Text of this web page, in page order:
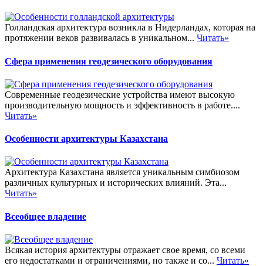
Голландская архитектура возникла в Нидерландах, которая на
протяжении веков развивалась в уникальном... Читать»
Сфера применения геодезического оборудования
Современные геодезические устройства имеют высокую
производительную мощность и эффективность в работе....
Читать»
Особенности архитектуры Казахстана
Архитектура Казахстана является уникальным симбиозом
различных культурных и исторических влияний. Эта...
Читать»
Всеобщее владение
Всякая история архитектуры отражает свое время, со всеми
его недостатками и ограничениями, но также и со... Читать»